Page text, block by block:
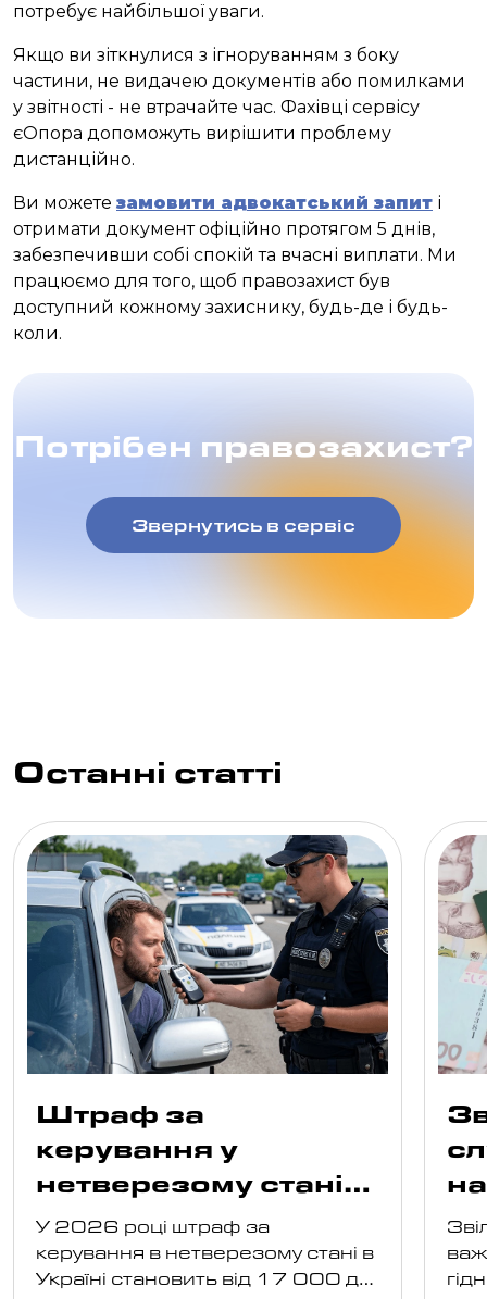
потребує найбільшої уваги.
Якщо ви зіткнулися з ігноруванням з боку
частини, не видачею документів або помилками
у звітності - не втрачайте час. Фахівці сервісу
єОпора допоможуть вирішити проблему
дистанційно.
Ви можете замовити адвокатський запит і
отримати документ офіційно протягом 5 днів,
забезпечивши собі спокій та вчасні виплати. Ми
працюємо для того, щоб правозахист був
доступний кожному захиснику, будь-де і будь-
коли.
Потрібен правозахист?
Звернутись в сервіс
Останні статті
Штраф за
керування у
нетверезому стані
2026: розміри
У 2026 році штраф за
керування в нетверезому стані в
Україні становить від 17 000 до